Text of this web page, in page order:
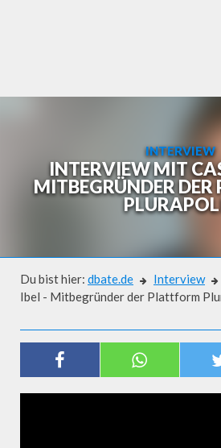
INTERVIEW
INTERVIEW MIT
MITBEGRÜNDER
Du bist hier: dbate.de Interview
Ibel - Mitbegründer der Plattform
INTERVIEW MIT
MITBEGRÜNDER
PLURAPOLIT